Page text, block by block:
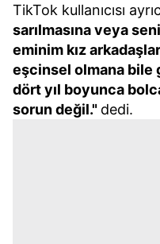
TikTok kullanıcısı
sarılmasına veya
eminim kız
eşcinsel olmana bile
dört yıl boyunca
sorun değil." dedi.